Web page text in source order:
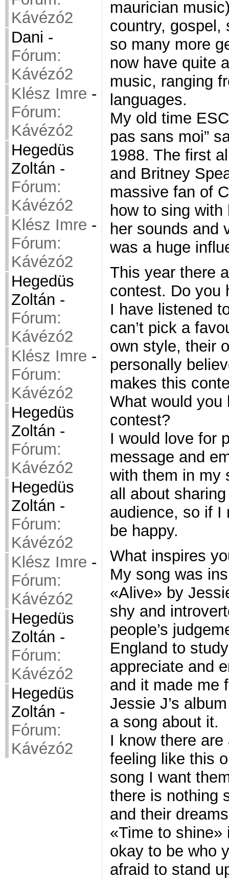
Kávézó2
Dani -
Fórum:
Kávézó2
Klész Imre -
Fórum:
Kávézó2
Hegedüs
Zoltán -
Fórum:
Kávézó2
Klész Imre -
Fórum:
Kávézó2
Hegedüs
Zoltán -
Fórum:
Kávézó2
Klész Imre -
Fórum:
Kávézó2
Hegedüs
Zoltán -
Fórum:
Kávézó2
Hegedüs
Zoltán -
Fórum:
Kávézó2
Klész Imre -
Fórum:
Kávézó2
Hegedüs
Zoltán -
Fórum:
Kávézó2
Hegedüs
Zoltán -
Fórum:
Kávézó2
maurician
country, gospel,
so many more
now have quite
music, ranging
languages.
My old time
pas sans moi”
1988. The first
and Britney
massive fan of
how to sing
her sounds and
was a huge
This year there
contest. Do you
I have listened
can’t pick a
own style, their
personally
makes this
What would you
contest?
I would love for
message and
with them in my
all about
audience, so if I
be happy.
What inspires
My song was
«Alive» by
shy and
people’s
England to
appreciate and
and it made me
Jessie J’s
a song about it.
I know there
feeling like this
song I want
there is nothing
and their
«Time to
okay to be who
afraid to stand